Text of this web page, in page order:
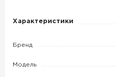
Чайник
MAPLE
T3
Характеристики
Бренд
Модель